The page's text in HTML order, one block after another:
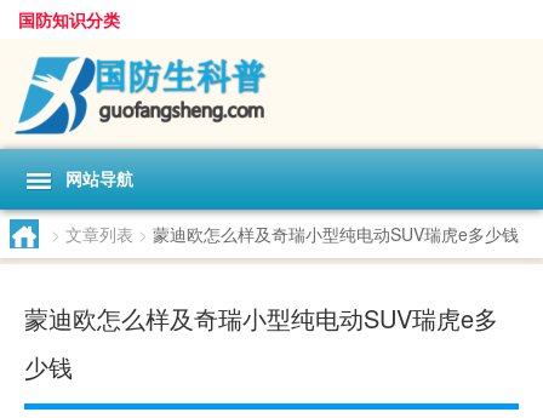
国防知识分类
网站导航
> 文章列表 > 蒙迪欧怎么样及奇瑞小型纯电动SUV瑞虎e多少钱
蒙迪欧怎么样及奇瑞小型纯电动SUV瑞虎e多
少钱